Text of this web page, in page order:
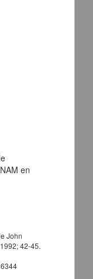
se encuentra
en
John
42-45.